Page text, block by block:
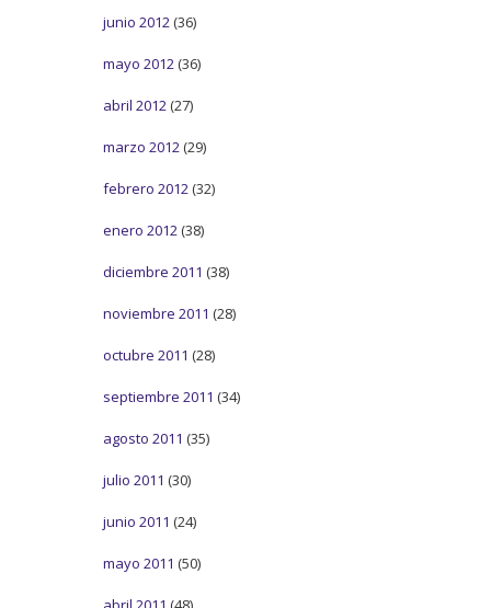
junio 2012 (36)
mayo 2012 (36)
abril 2012 (27)
marzo 2012 (29)
febrero 2012 (32)
enero 2012 (38)
diciembre 2011 (38)
noviembre 2011 (28)
octubre 2011 (28)
septiembre 2011 (34)
agosto 2011 (35)
julio 2011 (30)
junio 2011 (24)
mayo 2011 (50)